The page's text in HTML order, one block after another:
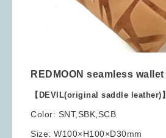
REDMOON seamless wallet
【DEVIL(original saddle leather)】
Color: SNT,SBK,SCB
Size: W100×H100×D30mm